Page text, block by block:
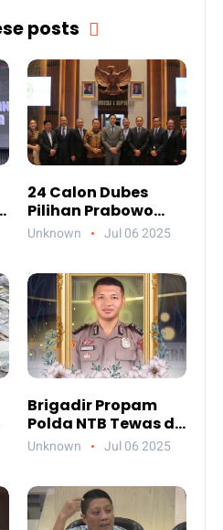
posts
24 Calon Dubes
Pilihan Prabowo
Jalani Uji
Unknown Jul 06 2025
Brigadir Propam
Polda NTB Tewas di
Gili Trawangan,
Sendiri
Unknown Jul 06 2025